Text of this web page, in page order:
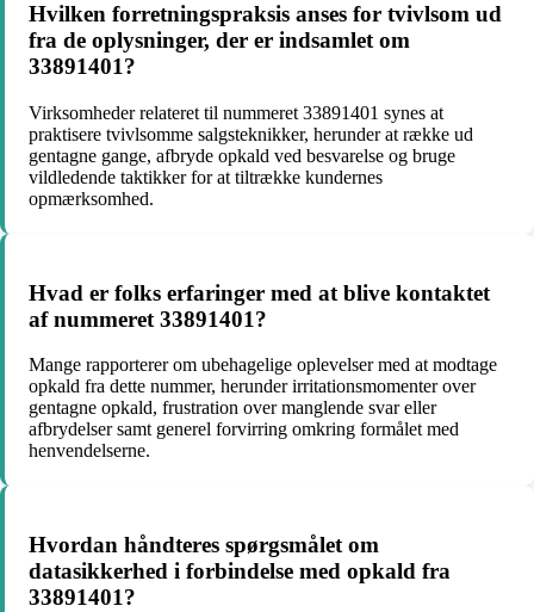
Hvilken forretningspraksis anses for tvivlsom ud
fra de oplysninger, der er indsamlet om
33891401?
Virksomheder relateret til nummeret 33891401 synes at
praktisere tvivlsomme salgsteknikker, herunder at række ud
gentagne gange, afbryde opkald ved besvarelse og bruge
vildledende taktikker for at tiltrække kundernes
opmærksomhed.
Hvad er folks erfaringer med at blive kontaktet
af nummeret 33891401?
Mange rapporterer om ubehagelige oplevelser med at modtage
opkald fra dette nummer, herunder irritationsmomenter over
gentagne opkald, frustration over manglende svar eller
afbrydelser samt generel forvirring omkring formålet med
henvendelserne.
Hvordan håndteres spørgsmålet om
datasikkerhed i forbindelse med opkald fra
33891401?